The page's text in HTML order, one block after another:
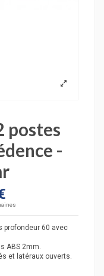
postes
-
profondeur 60 avec
ABS 2mm.
et latéraux ouverts.